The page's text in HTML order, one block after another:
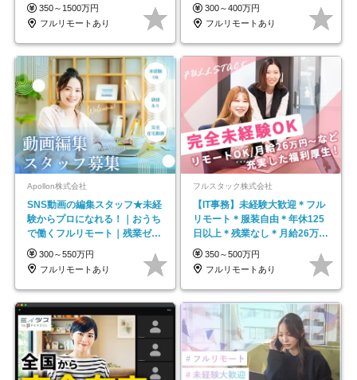
350～1500万円
フルリモートあり
300～400万円
フルリモートあり
Apollon株式会社
SNS動画の編集スタッフ★未経
験からプロになれる！｜おうち
で働くフルリモート｜残業ゼロ
で18時退勤◎
300～550万円
フルリモートあり
フルスタック株式会社
【IT事務】未経験大歓迎＊フル
リモート＊服装自由＊年休125
日以上＊残業なし＊月給26万円
以上
350～500万円
フルリモートあり